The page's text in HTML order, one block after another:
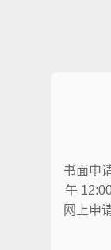
书面申
午
网上申